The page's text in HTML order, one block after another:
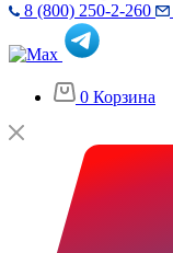
8 (800) 250-2-260
0 Корзина